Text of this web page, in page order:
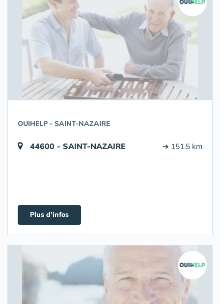
OUIHELP - SAINT-NAZAIRE
44600 - SAINT-NAZAIRE ➔ 151.5 km
Plus d'infos